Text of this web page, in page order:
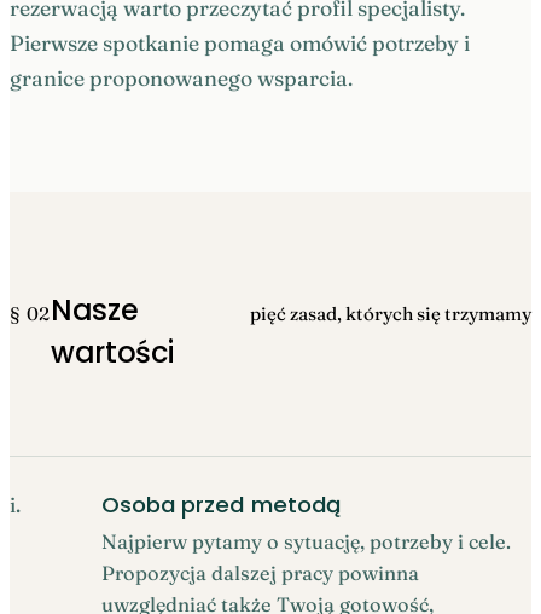
rezerwacją warto przeczytać profil specjalisty.
Pierwsze spotkanie pomaga omówić potrzeby i
granice proponowanego wsparcia.
§ 02Nasze
wartości
pięć zasad, których się trzymamy
i. Osoba przed metodą
Najpierw pytamy o sytuację, potrzeby i cele.
Propozycja dalszej pracy powinna
uwzględniać także Twoją gotowość,